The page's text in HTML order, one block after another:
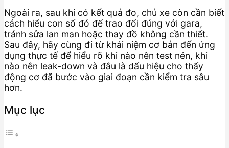
Ngoài ra, sau khi có kết quả đo, chủ xe còn cần biết
cách hiểu con số đó để trao đổi đúng với gara,
tránh sửa lan man hoặc thay đồ không cần thiết.
Sau đây, hãy cùng đi từ khái niệm cơ bản đến ứng
dụng thực tế để hiểu rõ khi nào nên test nén, khi
nào nên leak-down và đâu là dấu hiệu cho thấy
động cơ đã bước vào giai đoạn cần kiểm tra sâu
hơn.
Mục lục